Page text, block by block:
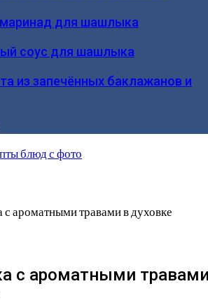
для шашлыка
соус для шашлыка
из запечённых баклажанов и
с ароматными травами в духовке
с ароматными